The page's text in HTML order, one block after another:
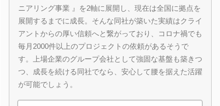
ニアリング事業 』を2軸に展開し、現在は全国に拠点を
展開するまでに成長。そんな同社が築いた実績はクライ
アントからの厚い信頼へと繋がっており、コロナ禍でも
毎月2000件以上のプロジェクトの依頼があるそうで
す。上場企業のグループ会社として強固な基盤も築きつ
つ、成長を続ける同社でなら、安心して腰を据えた活躍
が可能でしょう。